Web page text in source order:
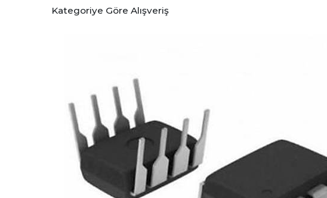
Kategoriye Göre Alışveriş